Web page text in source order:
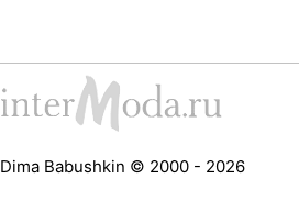
Dima Babushkin © 2000 - 2026